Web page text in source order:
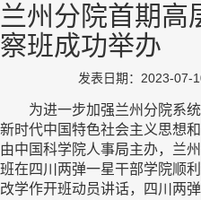
兰州分院首期高
察班成功举办
发表日期：2023-07-
为进一步加强兰州分院系
新时代中国特色社会主义思想
由中国科学院人事局主办，兰
班在四川两弹一星干部学院顺
改学作开班动员讲话，四川两